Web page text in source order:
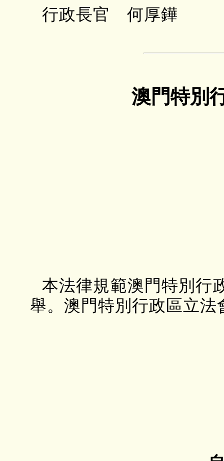
行政長官 何厚鏵
澳門特別
本法律規範澳門特別行
舉。澳門特別行政區立